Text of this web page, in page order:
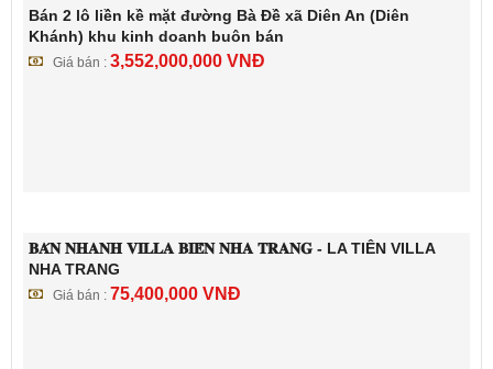
Bán 2 lô liền kề mặt đường Bà Đề xã Diên An (Diên
Khánh) khu kinh doanh buôn bán
Giá bán : 3,552,000,000 VNĐ
𝐁𝐀́𝐍 𝐍𝐇𝐀𝐍𝐇 𝐕𝐈𝐋𝐋𝐀 𝐁𝐈𝐄̂̉𝐍 𝐍𝐇𝐀 𝐓𝐑𝐀𝐍𝐆 - LA TIÊN VILLA
NHA TRANG
Giá bán : 75,400,000 VNĐ